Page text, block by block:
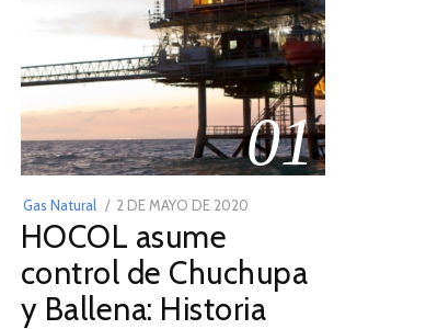
01
Gas Natural
POSTED
ON
2 DE MAYO DE 2020
DE
2026
HOCOL asume
control de Chuchupa
y Ballena: Historia